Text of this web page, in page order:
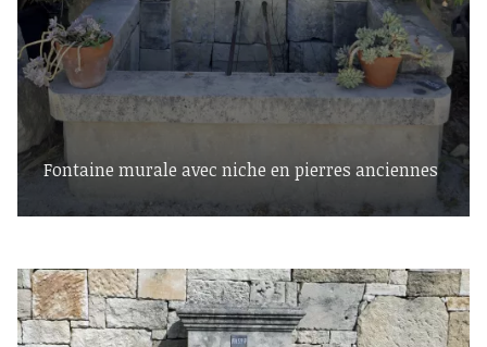
Fontaine murale avec niche en pierres anciennes